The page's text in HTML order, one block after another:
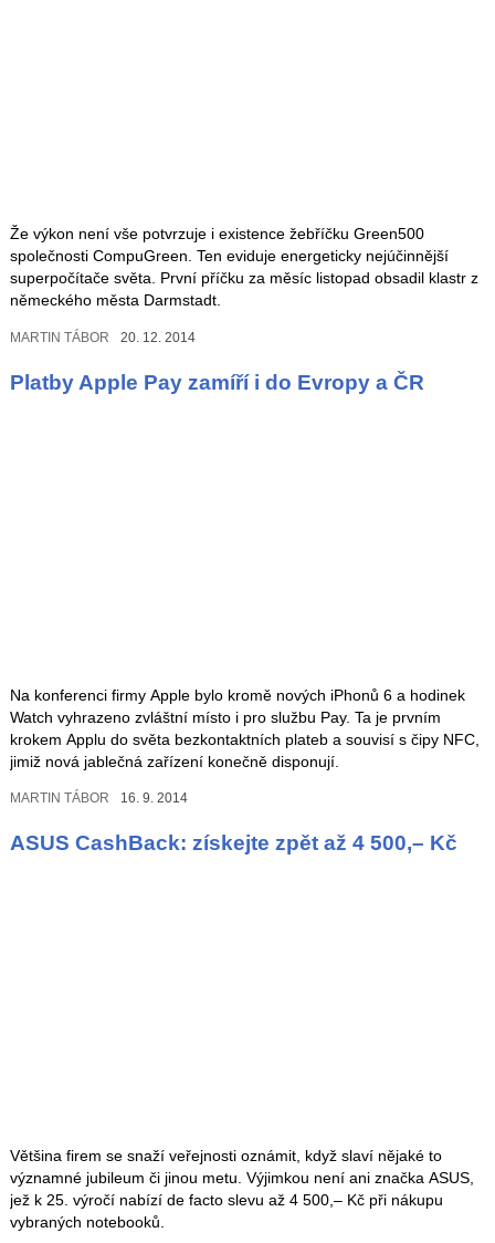
Že výkon není vše potvrzuje i existence žebříčku Green500
společnosti CompuGreen. Ten eviduje energeticky nejúčinnější
superpočítače světa. První příčku za měsíc listopad obsadil klastr z
německého města Darmstadt.
MARTIN TÁBOR 20. 12. 2014
Platby Apple Pay zamíří i do Evropy a ČR
Na konferenci firmy Apple bylo kromě nových iPhonů 6 a hodinek
Watch vyhrazeno zvláštní místo i pro službu Pay. Ta je prvním
krokem Applu do světa bezkontaktních plateb a souvisí s čipy NFC,
jimiž nová jablečná zařízení konečně disponují.
MARTIN TÁBOR 16. 9. 2014
ASUS CashBack: získejte zpět až 4 500,– Kč
Většina firem se snaží veřejnosti oznámit, když slaví nějaké to
významné jubileum či jinou metu. Výjimkou není ani značka ASUS,
jež k 25. výročí nabízí de facto slevu až 4 500,– Kč při nákupu
vybraných notebooků.